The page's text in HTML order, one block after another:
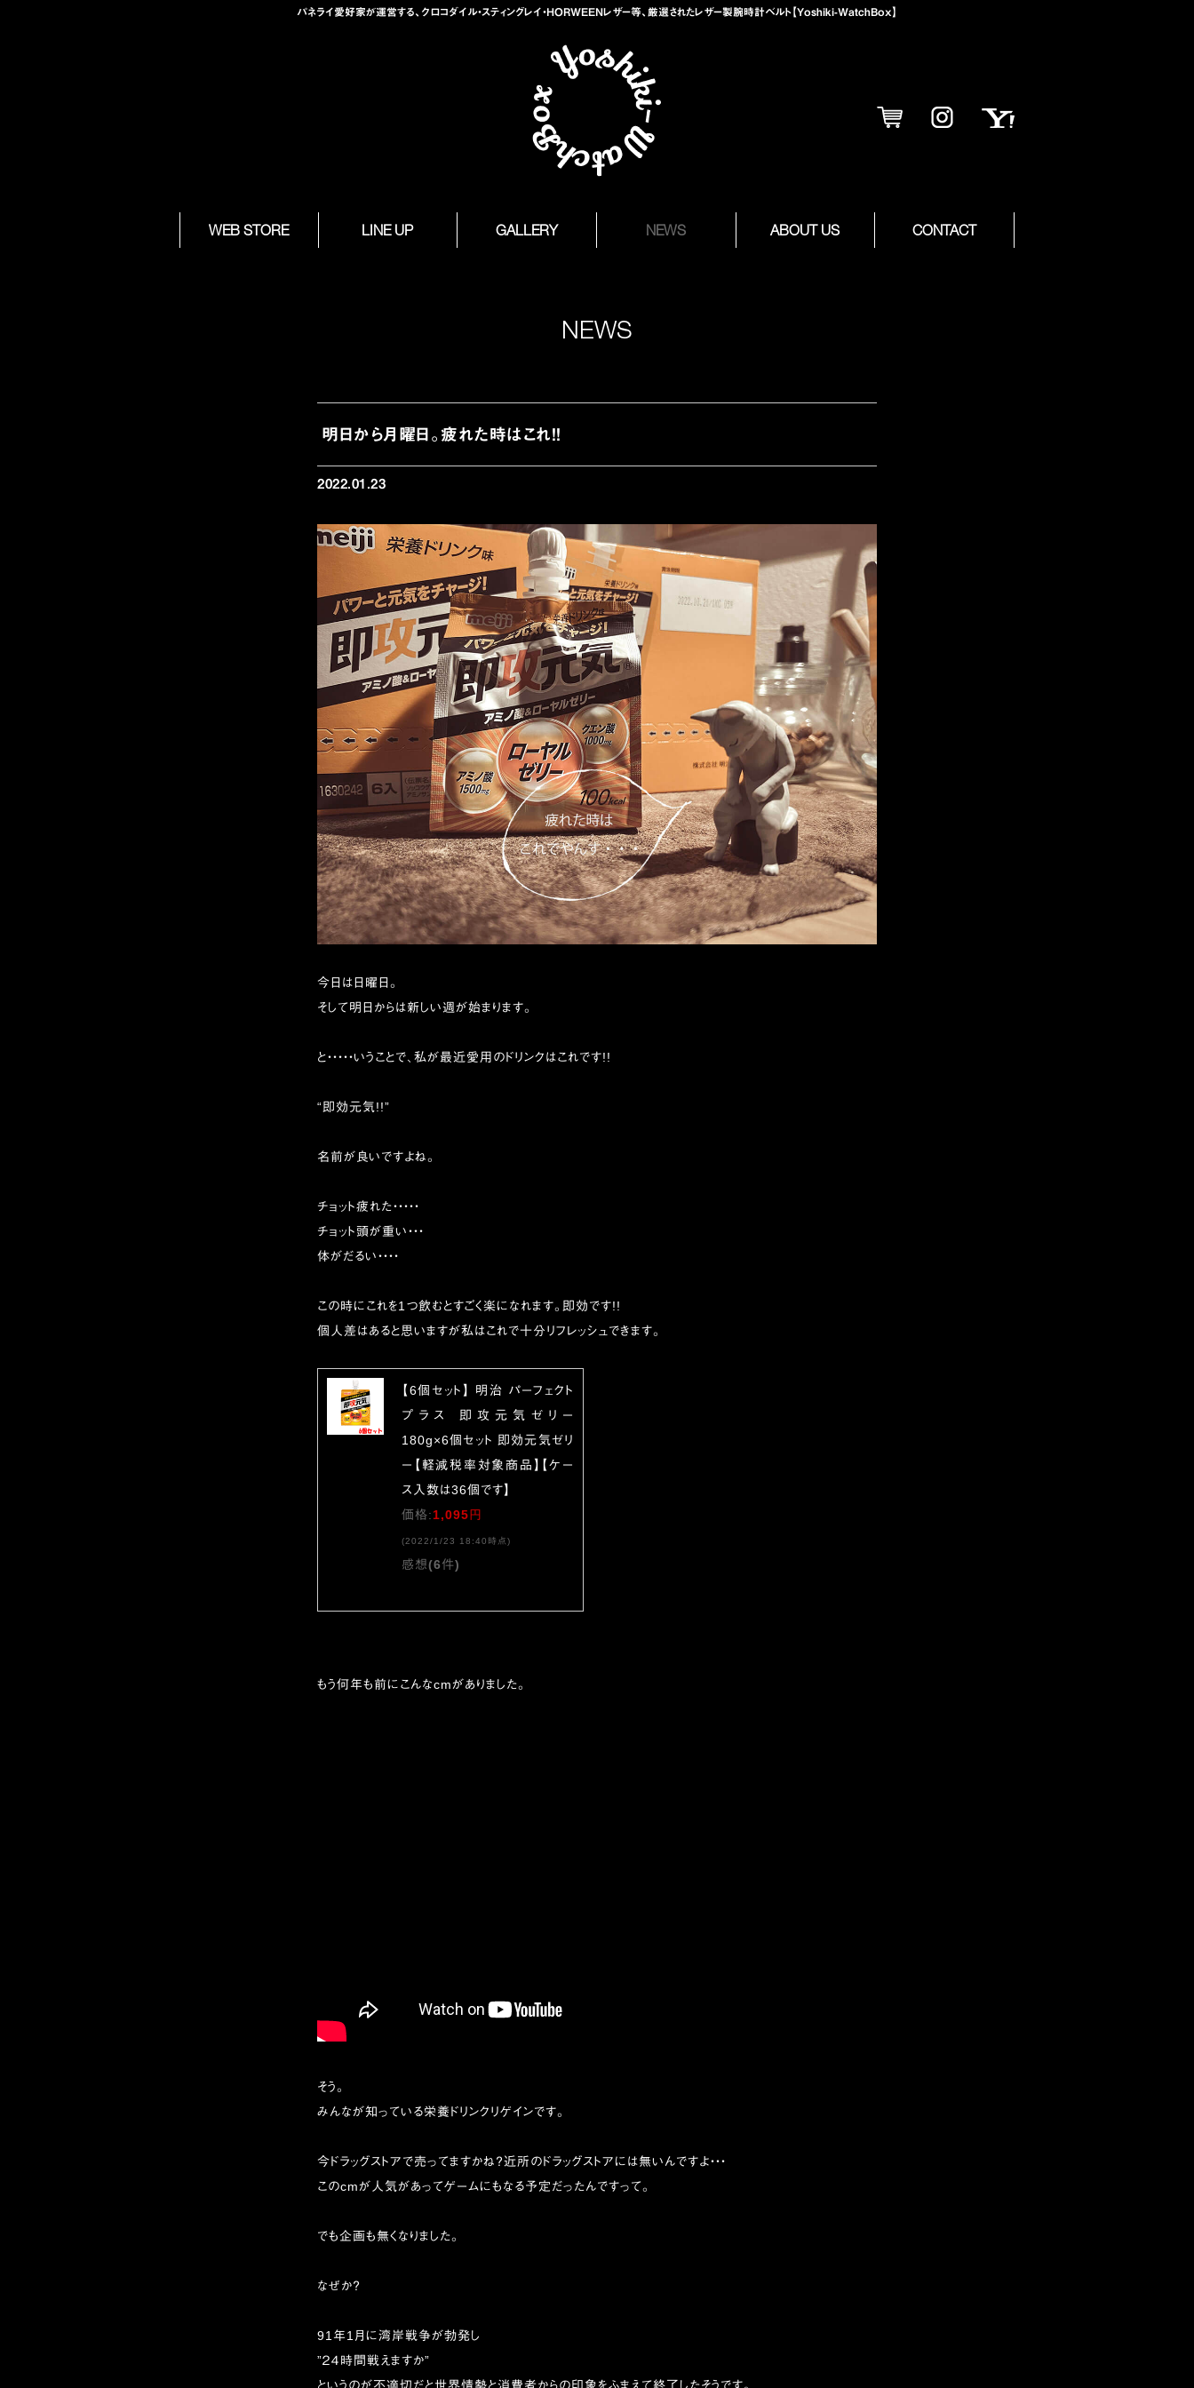
パネライ愛好家が運営する、クロコダイル・スティングレイ・HORWEENレザー等、厳選されたレザー製腕時計ベルト【Yoshiki-WatchBox】
WEB STORE LINE UP GALLERY NEWS ABOUT US CONTACT
NEWS
明日から月曜日。疲れた時はこれ!!
2022.01.23
今日は日曜日。
そして明日からは新しい週が始まります。
と・・・・・いうことで、私が最近愛用のドリンクはこれです!!
“即効元気!!”
名前が良いですよね。
チョット疲れた・・・・・
チョット頭が重い・・・
体がだるい・・・・
この時にこれを1つ飲むとすごく楽になれます。即効です!!
個人差はあると思いますが私はこれで十分リフレッシュできます。
【6個セット】 明治 パーフェクト
プラス 即攻元気ゼリー
180g×6個セット 即効元気ゼリ
ー【軽減税率対象商品】【ケー
ス入数は36個です】
価格:1,095円
(2022/1/23 18:40時点)
感想(6件)
もう何年も前にこんなcmがありました。
そう。
みんなが知っている栄養ドリンクリゲインです。
今ドラッグストアで売ってますかね？近所のドラッグストアには無いんですよ・・・
このcmが人気があってゲームにもなる予定だったんですって。
でも企画も無くなりました。
なぜか？
91年1月に湾岸戦争が勃発し
”２４時間戦えますか”
というのが不適切だと世界情勢と消費者からの印象をふまえて終了したそうです。